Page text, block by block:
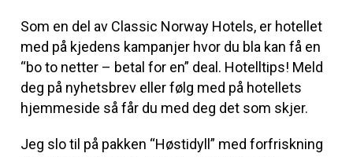
Som en del av Classic Norway Hotels, er hotellet
med på kjedens kampanjer hvor du bla kan få en
“bo to netter – betal for en” deal. Hotelltips! Meld
deg på nyhetsbrev eller følg med på hotellets
hjemmeside så får du med deg det som skjer.
Jeg slo til på pakken “Høstidyll” med forfriskning